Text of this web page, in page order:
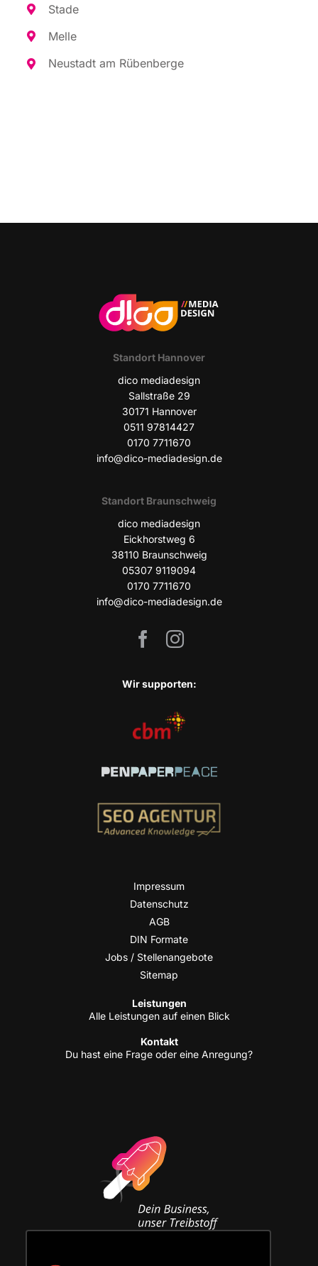
Sta­de
Mel­le
Neu­stadt am Rübenberge
Stand­ort Hannover
dico media­de­sign
Sall­stra­ße 29
30171 Han­no­ver
0511 97814427
0170 7711670
info@dico-mediadesign.de
Stand­ort Braunschweig
dico media­de­sign
Eick­horst­weg 6
38110 Braun­schweig
05307 9119094
0170 7711670
info@dico-mediadesign.de
Wir sup­port­en:
Impres­sum
Daten­schutz
AGB
DIN For­ma­te
Jobs / Stellenangebote
Site­map
Leis­tun­gen
Alle Leis­tun­gen auf einen Blick
Kon­takt
Du hast eine Fra­ge oder eine Anregung?